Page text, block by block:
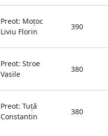
Preot: Moţoc
Liviu Florin
390
Preot: Stroe
Vasile
380
Preot: Tuţă
Constantin
380